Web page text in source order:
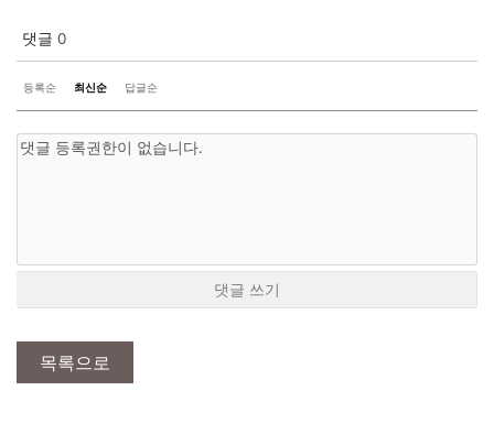
댓글 0
등록순 최신순 답글순
댓글 쓰기
목록으로